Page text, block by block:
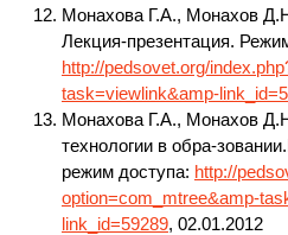
Монахова Г.А., Монахов
Лекция-презентация.
http://pedsovet.org/
task=viewlink&amp-
Монахова Г.А., Монахов
технологии в обра-
режим доступа: http://
option=com_mtree&amp-
link_id=59289, 02.01.2012